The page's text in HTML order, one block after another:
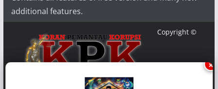
additional features.
Copyright ©
×